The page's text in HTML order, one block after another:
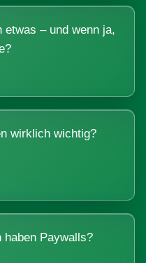
– und wenn ja,
wirklich wichtig?
haben Paywalls?